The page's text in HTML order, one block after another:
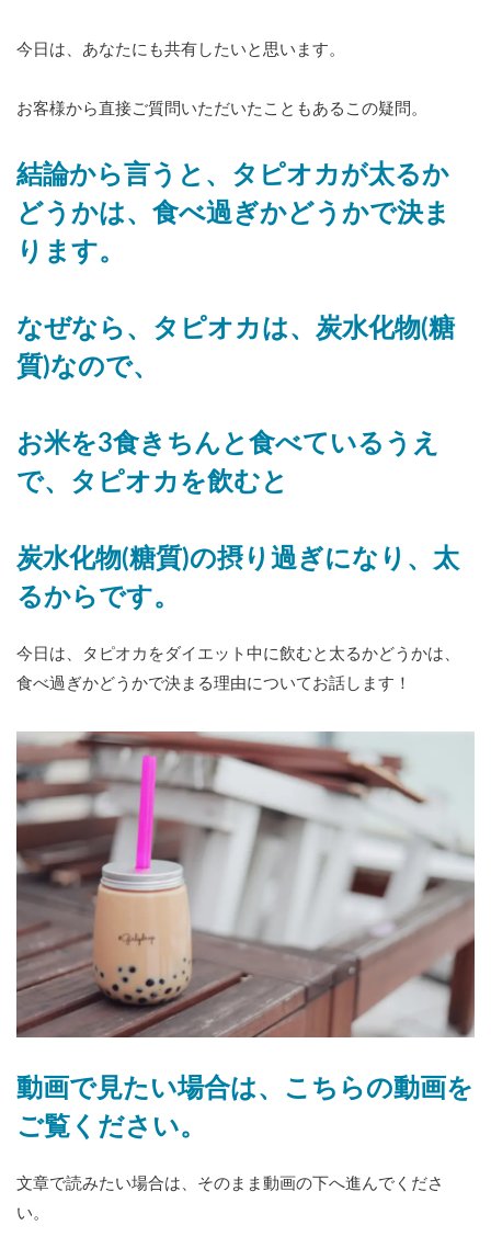
今日は、あなたにも共有したいと思います。
お客様から直接ご質問いただいたこともあるこの疑問。
結論から言うと、タピオカが太るか
どうかは、食べ過ぎかどうかで決ま
ります。
なぜなら、タピオカは、炭水化物(糖
質)なので、
お米を3食きちんと食べているうえ
で、タピオカを飲むと
炭水化物(糖質)の摂り過ぎになり、太
るからです。
今日は、タピオカをダイエット中に飲むと太るかどうかは、
食べ過ぎかどうかで決まる理由についてお話します！
動画で見たい場合は、こちらの動画を
ご覧ください。
文章で読みたい場合は、そのまま動画の下へ進んでくださ
い。